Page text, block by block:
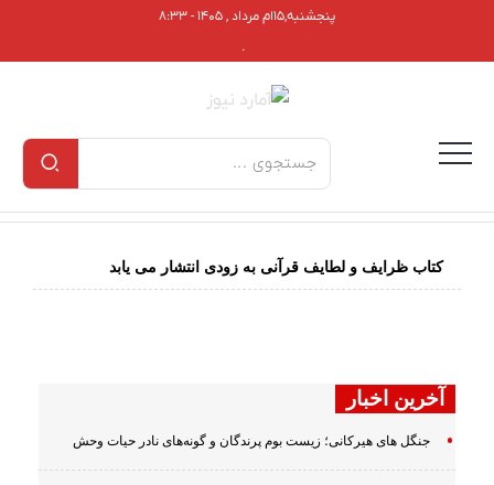
پنجشنبه,۱۵ام مرداد , ۱۴۰۵ - ۸:۳۳
.
کتاب ظرایف و لطایف قرآنی به زودی انتشار می یابد
آخرین اخبار
جنگل های هیرکانی؛ زیست بوم پرندگان و گونه‌های نادر حیات وحش